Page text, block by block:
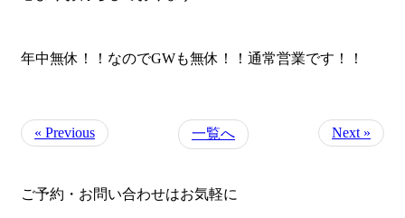
年中無休！！なのでGWも無休！！通常営業です！！
« Previous 一覧へ Next »
ご予約・お問い合わせはお気軽に